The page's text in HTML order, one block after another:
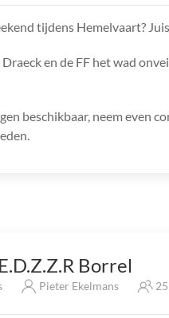
tijdens Hemelvaart?
en de FF het wad
beschikbaar, neem even
Borrel
Pieter Ekelmans